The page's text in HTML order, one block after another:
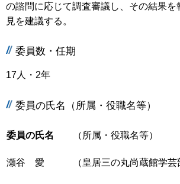
の諮問に応じて調査審議し、その結果を
見を建議する。
委員数・任期
17人・2年
委員の氏名（所属・役職名等）
委員の氏名 （所属・役職名等）
瀬谷 愛 （皇居三の丸尚蔵館学芸